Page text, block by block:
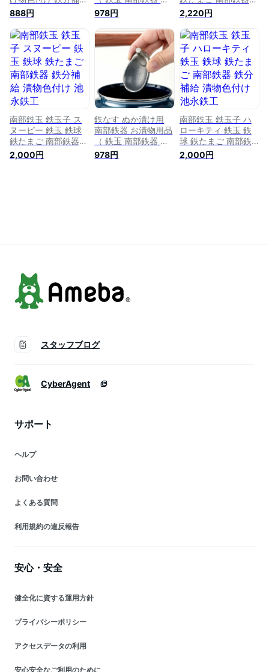
漬物色付け 漬物色出
し 漬け物色出し 漬
け物石 漬物石 黒豆
ツヤ出し つや出し
色付け 漬物 漬け物
）
888円
分補給 鉄玉子 鉄球
お鍋 ケトル やかん
ヤカン 漬物 漬け物
色付け ツヤ出し つ
や出し ）
978円
鉄分補給 漬物色付け
池永鉄工
4970825140013【送
料無料】
2,220円
南部鉄玉 鉄玉子 ス
ヌーピー 鉄玉 鉄球
鉄たまご 南部鉄器
鉄分補給 漬物色付け
池永鉄工
2,000円
鉄なす ぬか漬け用
南部鉄器 お漬物用品
（ 鉄玉 南部鉄器 鉄
分補給 鉄玉子 鉄球
お鍋 ケトル やかん
978円
南部鉄玉 鉄玉子 ハ
ローキティ 鉄玉 鉄
球 鉄たまご 南部鉄
器 鉄分補給 漬物色
付け 池永鉄工
2,000円
スタッフブログ
CyberAgent
サポート
ヘルプ
お問い合わせ
よくある質問
利用規約の違反報告
安心・安全
健全化に資する運用方針
プライバシーポリシー
アクセスデータの利用
安心安全なご利用のために